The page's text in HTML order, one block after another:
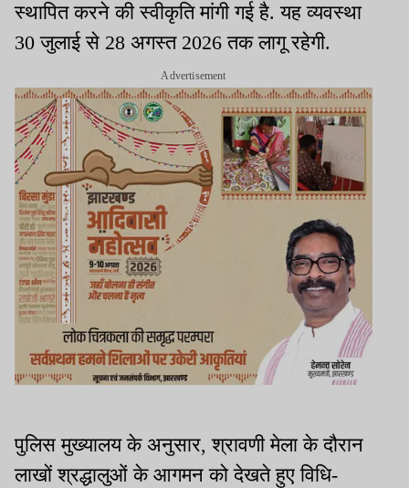
स्थापित करने की स्वीकृति मांगी गई है. यह व्यवस्था
30 जुलाई से 28 अगस्त 2026 तक लागू रहेगी.
Advertisement
पुलिस मुख्यालय के अनुसार, श्रावणी मेला के दौरान
लाखों श्रद्धालुओं के आगमन को देखते हुए विधि-